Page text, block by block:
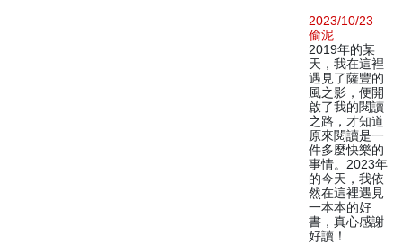
2023/10/23
偷泥
2019年的某
天，我在這裡
遇見了薩豐的
風之影，便開
啟了我的閱讀
之路，才知道
原來閱讀是一
件多麼快樂的
事情。2023年
的今天，我依
然在這裡遇見
一本本的好
書，真心感謝
好讀！